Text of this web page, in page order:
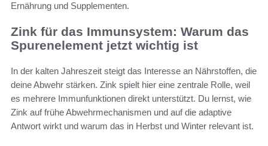
Ernährung und Supplementen.
Zink für das Immunsystem: Warum das
Spurenelement jetzt wichtig ist
In der kalten Jahreszeit steigt das Interesse an Nährstoffen, die
deine Abwehr stärken. Zink spielt hier eine zentrale Rolle, weil
es mehrere Immunfunktionen direkt unterstützt. Du lernst, wie
Zink auf frühe Abwehrmechanismen und auf die adaptive
Antwort wirkt und warum das in Herbst und Winter relevant ist.